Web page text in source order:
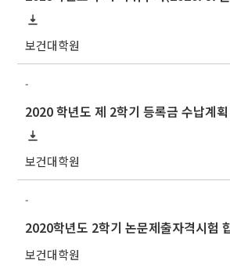
보건대학원
-
2020 학년도 제 2학기 등록금 수납계
보건대학원
-
보건대학원